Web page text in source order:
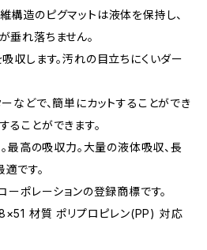
構造のピグマットは液体を保持し、
垂れ落ちません。
収します。汚れの目立ちにくいダー
などで、簡単にカットすることができ
ることができます。
最高の吸収力。大量の液体吸収、長
です。
ポレーションの登録商標です。
材質 ポリプロピレン(PP) 対応